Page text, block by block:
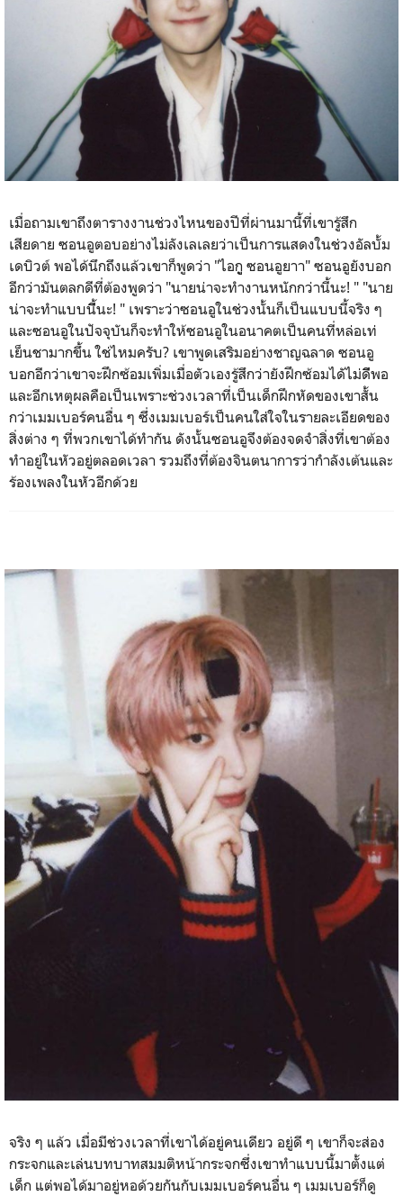
เมื่อถามเขาถึงตารางงานช่วงไหนของปีที่ผ่านมานี้ที่เขารู้สึก
เสียดาย ซอนอูตอบอย่างไม่ลังเลเลยว่าเป็นการแสดงในช่วงอัลบั้ม
เดบิวต์ พอได้นึกถึงแล้วเขาก็พูดว่า "ไอกูู ซอนอูยาา" ซอนอูยังบอก
อีกว่ามันตลกดีที่ต้องพูดว่า "นายน่าจะทำงานหนักกว่านี้นะ! " "นาย
น่าจะทำแบบนี้ีนะ! " เพราะว่าซอนอูในช่วงนั้นก็เป็นแบบนี้จริง ๆ
และซอนอูในปัจจุบันก็จะทำให้ซอนอูในอนาคตเป็นคนที่หล่อเท่
เย็นชามากขึ้น ใช่ไหมครับ? เขาพูดเสริมอย่างชาญฉลาด​ ซอนอู
บอกอีกว่าเขาจะฝึกซ้อมเพิ่มเมื่อตัวเองรู้สึกว่ายังฝึกซ้อมไดัไม่ดีีพอ
และอีกเหตุผลคือเป็นเพราะช่วงเวลาที่เป็นเด็กฝึกหัดของเขาสั้น
กว่าเมมเบอร์คนอื่น ๆ ซึ่งเมมเบอร์เป็นคนใส่ใจในรายละเอียดของ
สิ่งต่าง ๆ ที่พวกเขาได้ทำกัน ดังนั้นซอนอูจึงต้องจดจำสิ่งที่เขาต้อง
ทำอยู่ในหัวอยู่ตลอดเวลา รวมถึงที่ต้องจินตนาการว่ากำลัง​เต้นและ
ร้องเพลงในหัวอีกด้วย
จริง ๆ แล้ว เมื่อมีช่วงเวลาที่เขาได้อยู่คนเดียว อยู่ดี ๆ เขาก็จะส่อง
กระจกและเล่นบทบาทสมมติหน้ากระจกซึ่งเขาทำแบบนี้มาตั้งแต่
เด็ก แต่พอได้มาอยู่หอด้วยกันกับเมมเบอร์คนอื่น ๆ เมมเบอร์ก็ดู